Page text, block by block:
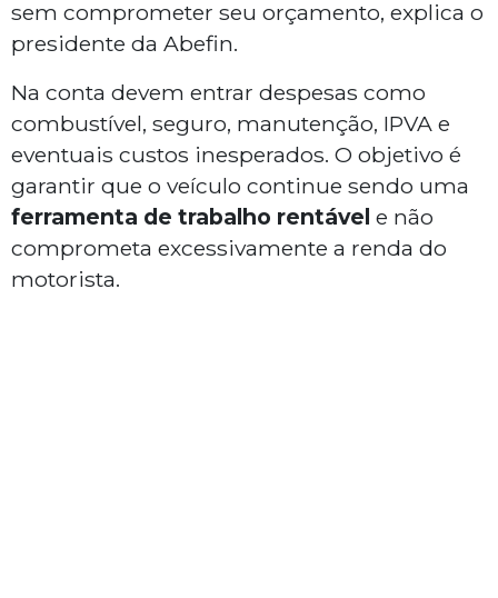
sem comprometer seu orçamento, explica o
presidente da Abefin.
Na conta devem entrar despesas como
combustível, seguro, manutenção, IPVA e
eventuais custos inesperados. O objetivo é
garantir que o veículo continue sendo uma
ferramenta de trabalho rentável e não
comprometa excessivamente a renda do
motorista.